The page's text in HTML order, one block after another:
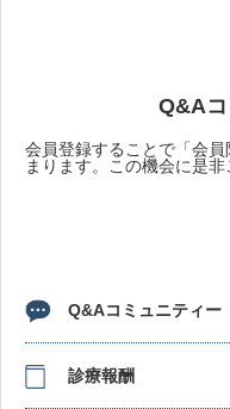
Q&Aコ
会員登録することで「会
まります。この機会に是非
Q&Aコミュニティー
診療報酬